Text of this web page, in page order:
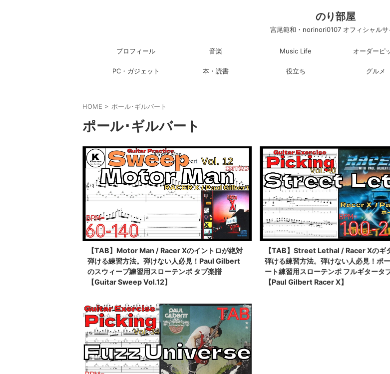
のり部屋
宮尾範和・norinori0107 オフィシャルサ
プロフィール 音楽 Music Life オーダーピ
PC・ガジェット 本・読書 役立ち グルメ
HOME > ポール･ギルバート
ポール･ギルバート
【TAB】Motor Man / Racer Xのイントロが絶対
弾ける練習方法。弾けない人必見！Paul Gilbert
のスウィープ練習用スローテンポ タブ楽譜
【Guitar Sweep Vol.12】
【TAB】Street Lethal / Racer Xのギ
弾ける練習方法。弾けない人必見！ポ
ート練習用スローテンポ フルギタータ
【Paul Gilbert Racer X】